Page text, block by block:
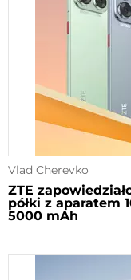
Vlad Cherevko
ZTE
półki z aparatem
5000 mAh